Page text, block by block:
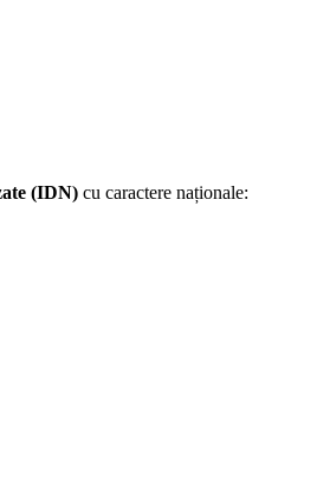
(IDN) cu caractere naționale: